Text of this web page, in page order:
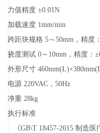
力值精度 ±0.01N
加载速度 1mm/min
跨距块规格 5～50mm，精度
挠度测试 0～10mm，精度：
外形尺寸
电源 220VAC，50Hz
净重 28kg
执行标准
《GB\T 18457-2015 制造医